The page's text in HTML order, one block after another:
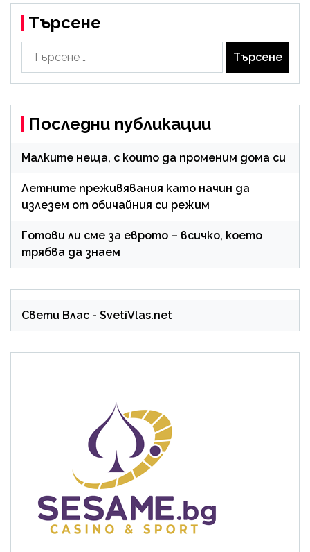
Търсене
Последни публикации
Малките неща, с които да променим дома си
Летните преживявания като начин да
излезем от обичайния си режим
Готови ли сме за еврото – всичко, което
трябва да знаем
Свети Влас - SvetiVlas.net